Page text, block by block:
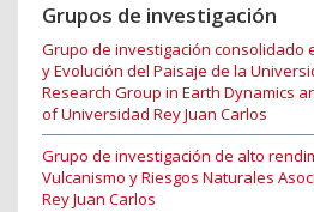
Grupos de investigación
Grupo de investigación consolidado
y Evolución del Paisaje de la
Research Group in Earth Dynamics
of Universidad Rey Juan Carlos
Grupo de investigación de alto
Vulcanismo y Riesgos Naturales
Rey Juan Carlos